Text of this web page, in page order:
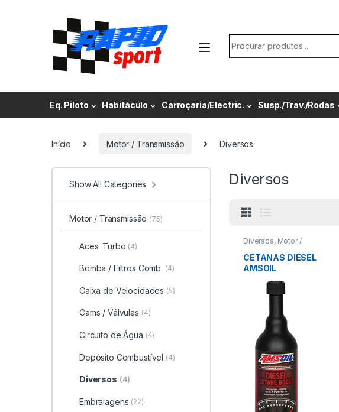
Search for:
Eq. Piloto Habitáculo Carroçaria/Electric. Susp./Trav./Rodas
Início Motor / Transmissão Diversos
Diversos
Diversos, Motor /
CETANAS DIESEL
AMSOIL
Show All Categories
Motor / Transmissão (75)
Aces. Turbo (4)
Bomba / Filtros Comb. (4)
Caixa de Velocidades (5)
Cams / Válvulas (4)
Circuito de Água (4)
Depósito Combustível (4)
Diversos (4)
Embraiagens (22)